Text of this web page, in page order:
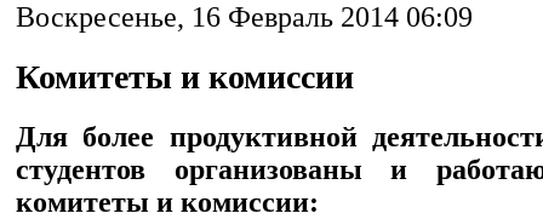
Воскресенье, 16 Февраль 2014 06:09
Комитеты и комиссии
Для более продуктивной
студентов организованы и
комитеты и комиссии: